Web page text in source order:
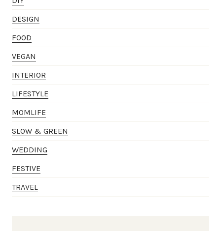
DESIGN
FOOD
VEGAN
INTERIOR
LIFESTYLE
MOMLIFE
SLOW & GREEN
WEDDING
FESTIVE
TRAVEL